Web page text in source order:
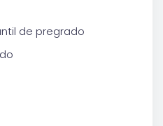
de pregrado